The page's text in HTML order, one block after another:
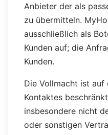
Anbieter der als
zu übermitteln.
ausschließlich als
Kunden auf; die
Kunden.
Die Vollmacht ist auf
Kontaktes
insbesondere nicht
oder sonstigen